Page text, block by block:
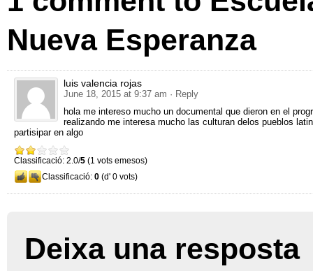
Nueva Esperanza
luis valencia rojas
June 18, 2015 at 9:37 am · Reply
hola me intereso mucho un documental que dieron en el
realizando me interesa mucho las culturan delos pueblos
partisipar en algo
Classificació: 2.0/5 (1 vots emesos)
Classificació: 0 (d' 0 vots)
Deixa una resposta